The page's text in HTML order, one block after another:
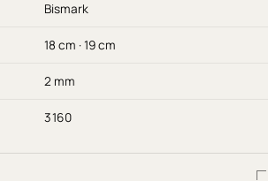
Bismark
18 cm · 19 cm
2 mm
3160